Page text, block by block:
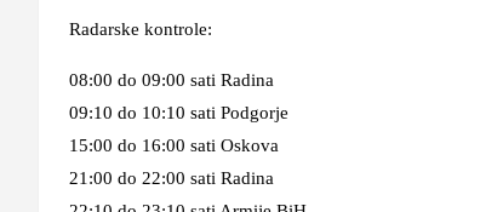
Radarske kontrole:
08:00 do 09:00 sati Radina
09:10 do 10:10 sati Podgorje
15:00 do 16:00 sati Oskova
21:00 do 22:00 sati Radina